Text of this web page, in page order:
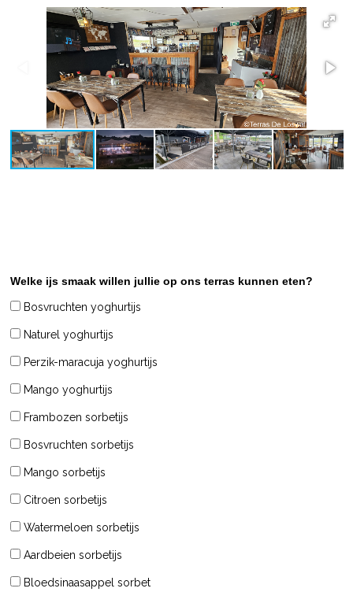
Welke ijs smaak willen jullie op ons terras kunnen eten?
Bosvruchten yoghurtijs
Naturel yoghurtijs
Perzik-maracuja yoghurtijs
Mango yoghurtijs
Frambozen sorbetijs
Bosvruchten sorbetijs
Mango sorbetijs
Citroen sorbetijs
Watermeloen sorbetijs
Aardbeien sorbetijs
Bloedsinaasappel sorbet